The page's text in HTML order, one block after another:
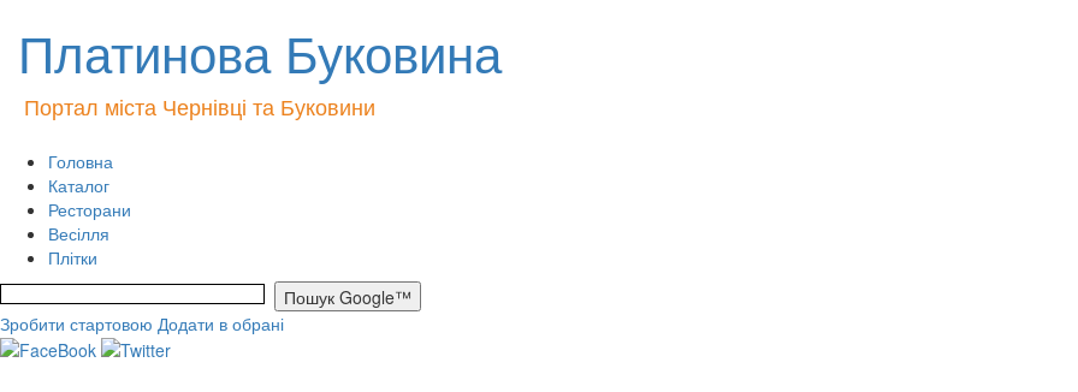
Платинова Буковина
Портал міста Чернівці та Буковини
Головна
Каталог
Ресторани
Весілля
Плітки
Зробити стартовою Додати в обрані